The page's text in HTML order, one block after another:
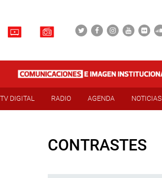
TV DIGITAL RADIO AGENDA NOTICIAS
CONTRASTES